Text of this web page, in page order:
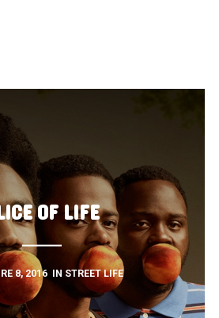
OF LIFE
8, 2016 IN STREET LIFE